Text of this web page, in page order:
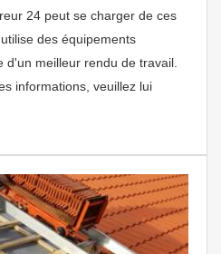
24 peut se charger de ces
des équipements
meilleur rendu de travail.
informations, veuillez lui